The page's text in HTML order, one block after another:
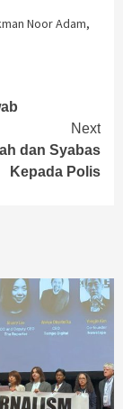
Noor Adam,
Next
dan Syabas
Kepada Polis